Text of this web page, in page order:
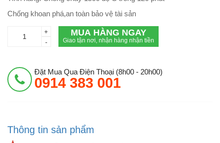
Chống khoan phá,an toàn bảo vệ tài sản
+
-
MUA HÀNG NGAY
Giao tận nơi, nhận hàng nhận tiền
Đặt Mua Qua Điện Thoại (8h00 - 20h00)
0914 383 001
Thông tin sản phẩm